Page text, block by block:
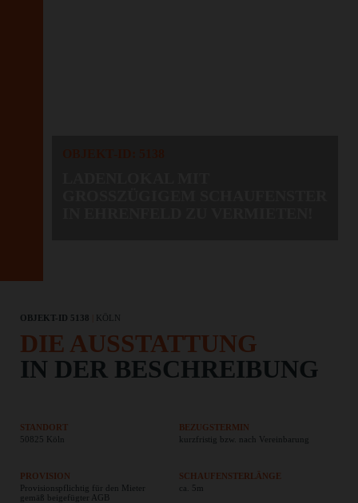
OBJEKT-ID 5138 KÖLN
DIE AUSSTATTUNG
IN DER BESCHREIBUNG
STANDORT
50825 Köln
BEZUGSTERMIN
kurzfristig bzw. nach Vereinbarung
PROVISION
Provisionspflichtig für den Mieter
gemäß beigefügter AGB
SCHAUFENSTERLÄNGE
ca. 5m